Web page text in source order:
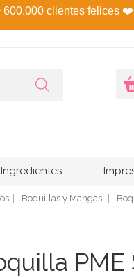
600.000 clientes felices ❤️
Ingredientes
Boquillas y Mangas
PME